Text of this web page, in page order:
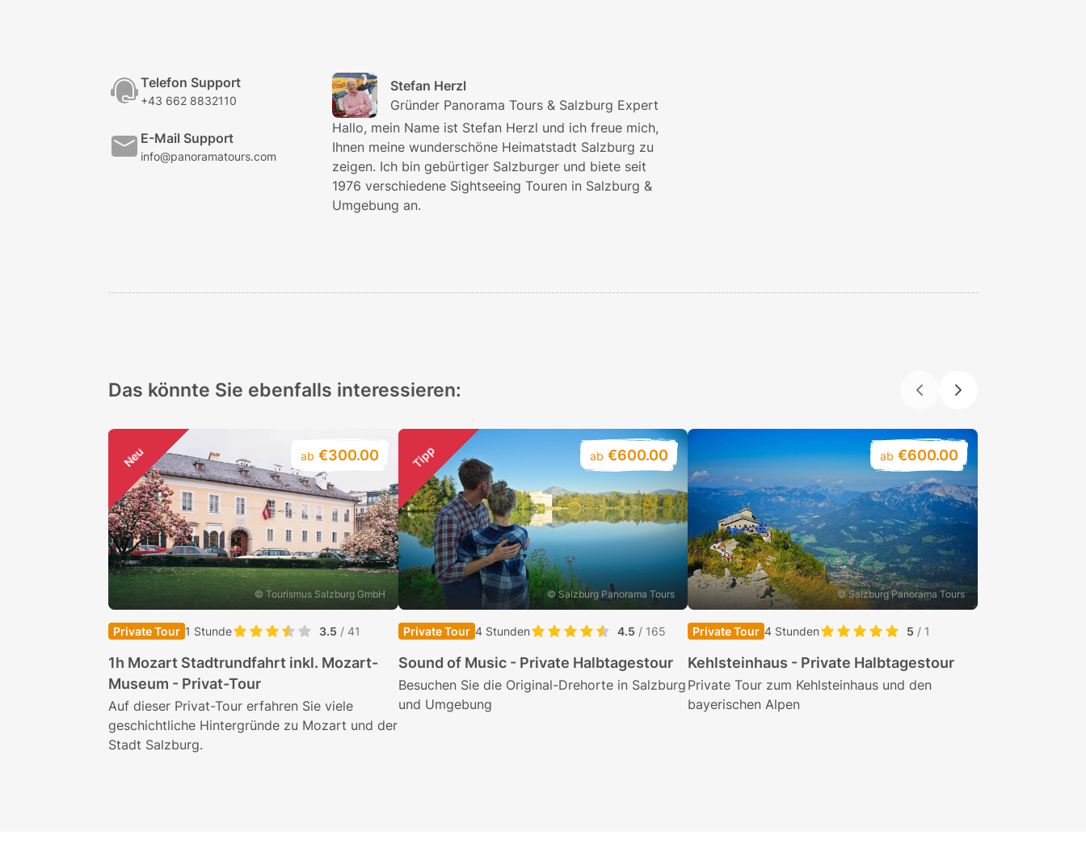
Telefon Support
+43 662 8832110
E-Mail Support
info@panoramatours.com
Stefan Herzl
Gründer Panorama Tours & Salzburg Expert
Hallo, mein Name ist Stefan Herzl und ich freue mich,
Ihnen meine wunderschöne Heimatstadt Salzburg zu
zeigen. Ich bin gebürtiger Salzburger und biete seit
1976 verschiedene Sightseeing Touren in Salzburg &
Umgebung an.
Das könnte Sie ebenfalls interessieren:
Neu ab €300.00
© Tourismus Salzburg GmbH
Private Tour 1 Stunde 3.5 / 41
1h Mozart Stadtrundfahrt inkl. Mozart-
Museum - Privat-Tour
Auf dieser Privat-Tour erfahren Sie viele
geschichtliche Hintergründe zu Mozart und der
Stadt Salzburg.
Tipp ab €600.00
© Salzburg Panorama Tours
Private Tour 4 Stunden 4.5 / 165
Sound of Music - Private Halbtagestour
Besuchen Sie die Original-Drehorte in Salzburg
und Umgebung
ab €600.00
© Salzburg Panorama Tours
Private Tour 4 Stunden 5 / 1
Kehlsteinhaus - Private Halbtagestour
Private Tour zum Kehlsteinhaus und den
bayerischen Alpen